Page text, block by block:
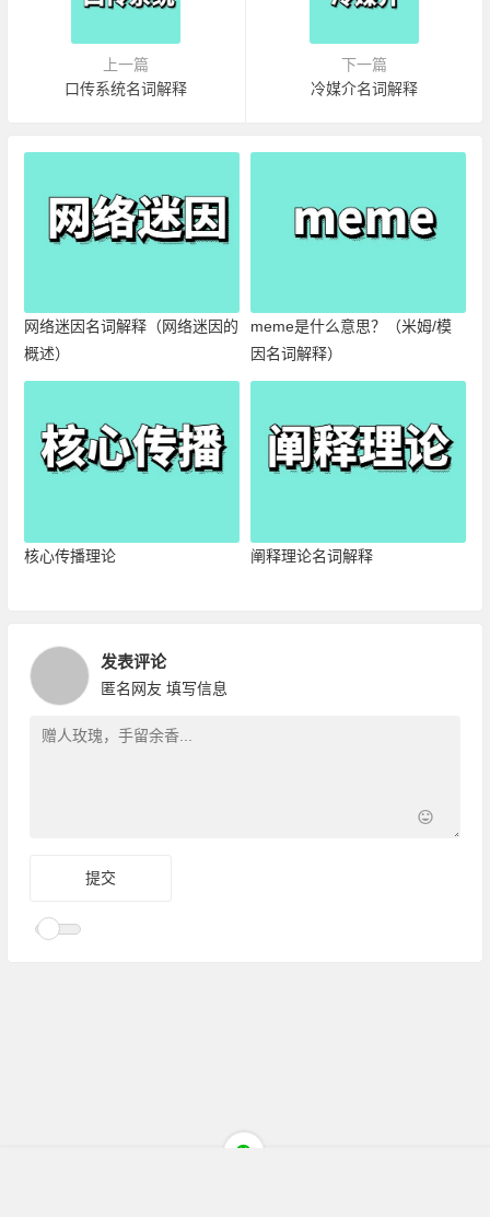
上一篇
口传系统名词解释
下一篇
冷媒介名词解释
网络迷因名词解释（网络迷因的
概述）
meme是什么意思？（米姆/模
因名词解释）
核心传播理论 阐释理论名词解释
发表评论
匿名网友 填写信息